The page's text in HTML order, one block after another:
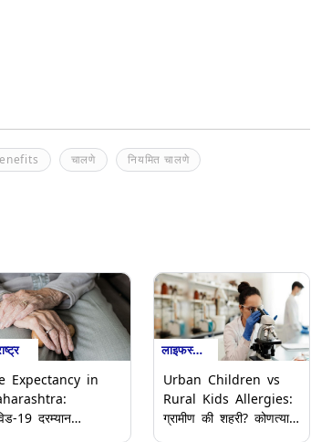
चालणे नियमित चालणे
Expectancy in
19 दरम्यान
लाइफस्टाइल
Urban Children vs
Rural Kids Allergies:
ग्रामीण की शहरी? कोणत्या